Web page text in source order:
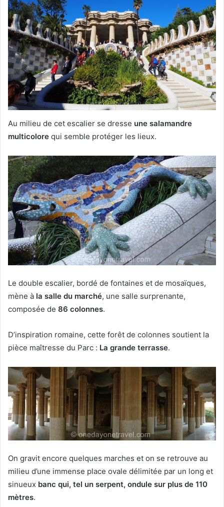
Au milieu de cet escalier se dresse une salamandre
multicolore qui semble protéger les lieux.
Le double escalier, bordé de fontaines et de mosaïques,
mène à la salle du marché, une salle surprenante,
composée de 86 colonnes.
D’inspiration romaine, cette forêt de colonnes soutient la
pièce maîtresse du Parc : La grande terrasse.
On gravit encore quelques marches et on se retrouve au
milieu d’une immense place ovale délimitée par un long et
sinueux banc qui, tel un serpent, ondule sur plus de 110
mètres.